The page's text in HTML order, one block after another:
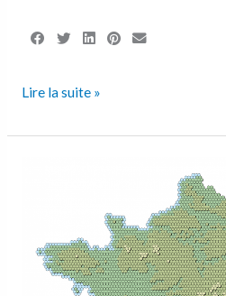
Lire la suite »
France